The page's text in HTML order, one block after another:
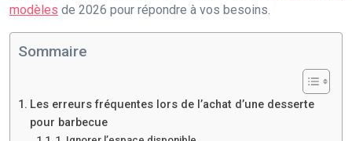
modèles de 2026 pour répondre à vos besoins.
Sommaire
Les erreurs fréquentes lors de l’achat d’une desserte
pour barbecue